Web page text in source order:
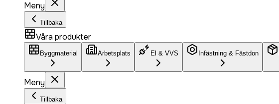
Meny
Tillbaka
Våra produkter
Byggmaterial Arbetsplats El & VVS Infästning & Fästdon
Meny
Tillbaka